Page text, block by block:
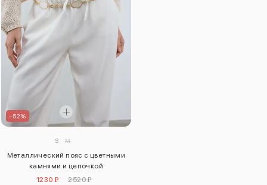
–52%
S M
Металлический пояс с цветными
камнями и цепочкой
1230 ₽
2520 ₽